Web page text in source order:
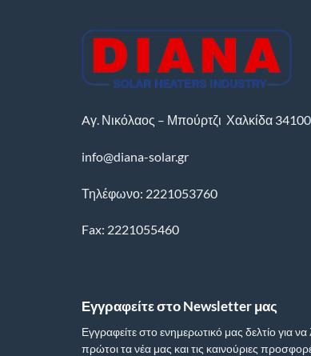
Aγ. Νικόλαος – Μπούρτζι Χαλκίδα 34100
info@diana-solar.gr
Τηλέφωνο: 2221053760
Fax: 2221055460
Εγγραφείτε στο Newsletter μας
Εγγραφείτε στο ενημερωτικό μας δελτίο για
πρώτοι τα νέα μας και τις καινούριες